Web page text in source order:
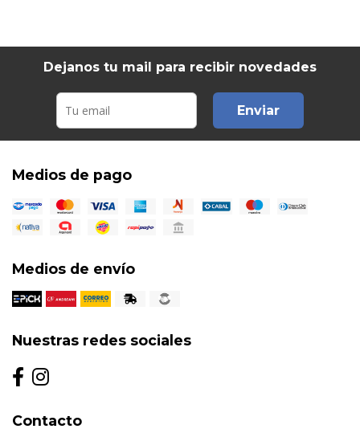
Dejanos tu mail para recibir novedades
Enviar
Medios de pago
Medios de envío
Nuestras redes sociales
Contacto